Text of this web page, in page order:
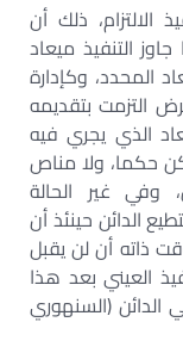
الالتزام، ذلك أن
التنفيذ ميعاد
المحدد، وكإدارة
التزمت بتقديمه
الذي يجري فيه
حكما، ولا مناص
وفي غير الحالة
الدائن حينئذ أن
ذاته أن لن يقبل
العيني بعد هذا
الدائن (السنهوري